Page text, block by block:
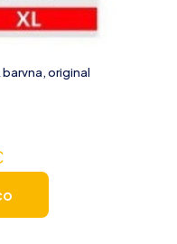
barvna, original